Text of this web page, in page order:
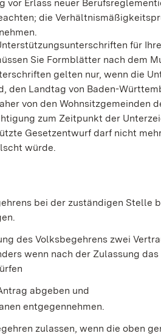
vor Erlass neuer
die
für
Sie Formblätter nach dem
gelten nur, wenn die
den Landtag von Baden-
von den Wohnsitzgemeinden
zum Zeitpunkt der
Gesetzentwurf darf nicht
würde.
bei der zuständigen Stelle
des Volksbegehrens zwei
wenn nach der Zulassung
abgeben und
entgegennehmen.
zulassen, wenn die oben